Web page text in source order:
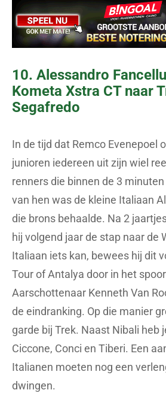
10. Alessandro
Kometa Xstra CT naar
Segafredo
In de tijd dat Remco Evenepoel
junioren iedereen uit zijn wiel
renners die binnen de 3
van hen was de kleine Italiaan
die brons behaalde. Na 2
hij volgend jaar de stap naar de
Italiaan iets kan, bewees hij dit
Tour of Antalya door in het
Aarschottenaar Kenneth Van
de eindranking. Op die manier
garde bij Trek. Naast Nibali heb
Ciccone, Conci en Tiberi. Een
Italianen moeten nog een
dwingen.